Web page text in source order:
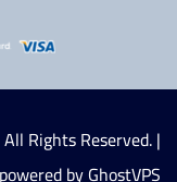
Rights Reserved. |
by GhostVPS.